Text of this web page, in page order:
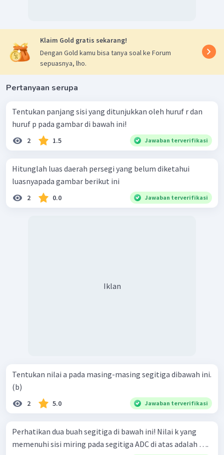
Klaim Gold gratis sekarang!
Dengan Gold kamu bisa tanya soal ke Forum
sepuasnya, lho.
Pertanyaan serupa
Tentukan panjang sisi yang ditunjukkan oleh huruf r dan
huruf p pada gambar di bawah ini!
2 1.5 Jawaban terverifikasi
Hitunglah luas daerah persegi yang belum diketahui
luasnyapada gambar berikut ini
2 0.0 Jawaban terverifikasi
Iklan
Tentukan nilai a pada masing-masing segitiga dibawah ini.
(b)
2 5.0 Jawaban terverifikasi
Perhatikan dua buah segitiga di bawah ini! Nilai k yang
memenuhi sisi miring pada segitiga ADC di atas adalah ….